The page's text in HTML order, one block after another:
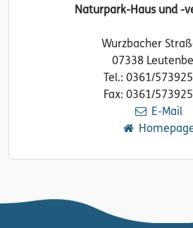
Naturpark-Haus und -
Wurzbacher
07338
Tel.: 0361/
Fax: 0361/
E-Mail